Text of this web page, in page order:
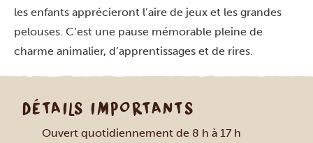
les enfants apprécieront l’aire de jeux et les grandes
pelouses. C’est une pause mémorable pleine de
charme animalier, d’apprentissages et de rires.
DÉTAILS IMPORTANTS
Ouvert quotidiennement de 8 h à 17 h